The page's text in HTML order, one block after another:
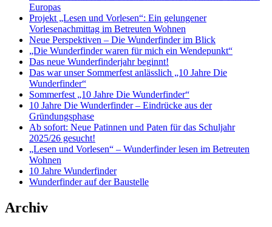
Europas
Projekt „Lesen und Vorlesen“: Ein gelungener
Vorlesenachmittag im Betreuten Wohnen
Neue Perspektiven – Die Wunderfinder im Blick
„Die Wunderfinder waren für mich ein Wendepunkt“
Das neue Wunderfinderjahr beginnt!
Das war unser Sommerfest anlässlich „10 Jahre Die
Wunderfinder“
Sommerfest „10 Jahre Die Wunderfinder“
10 Jahre Die Wunderfinder – Eindrücke aus der
Gründungsphase
Ab sofort: Neue Patinnen und Paten für das Schuljahr
2025/26 gesucht!
„Lesen und Vorlesen“ – Wunderfinder lesen im Betreuten
Wohnen
10 Jahre Wunderfinder
Wunderfinder auf der Baustelle
Archiv